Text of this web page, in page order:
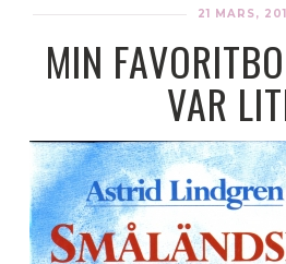
21 MARS,
MIN
VAR